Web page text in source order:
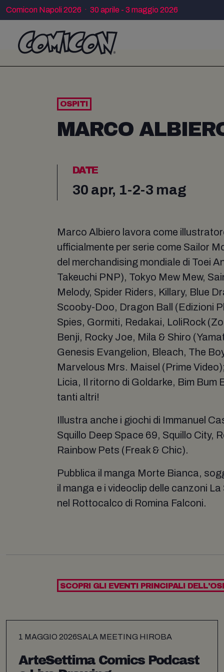
Comicon Napoli 2026 · 30 aprile - 3 maggio 2026
OSPITI
MARCO
DATE
30 apr, 1-2-3 mag
Marco Albiero lavora come
ufficialmente per serie come Sailor
del merchandising mondiale di Toei
Takeuchi PNP), Tokyo Mew Mew,
Melody, Spider Riders, Killary, Blue
Scooby-Doo, Dragon Ball (Edizioni
Spies, Gormiti, Redakai, LoliRock
Benji, Rocky Joe, Mila & Shiro
Genesis Evangelion, Bleach, The
Marvelous Mrs. Maisel (Prime
Licia, Il ritorno di Goldarke, Bim Bum
tanti altri!
Illustra anche i giochi di Immanuel
Squillo Deep Space 69, Squillo City,
Rainbow Pets (Freak & Chic).
Pubblica il manga Morte Bianca,
il manga e i videoclip delle canzoni
nel Rottocalco di Romina Falconi.
SCOPRI GLI EVENTI PRINCIPALI
1 MAGGIO 2026SALA MEETING HIROBA
ArteSettima Comics Podcast